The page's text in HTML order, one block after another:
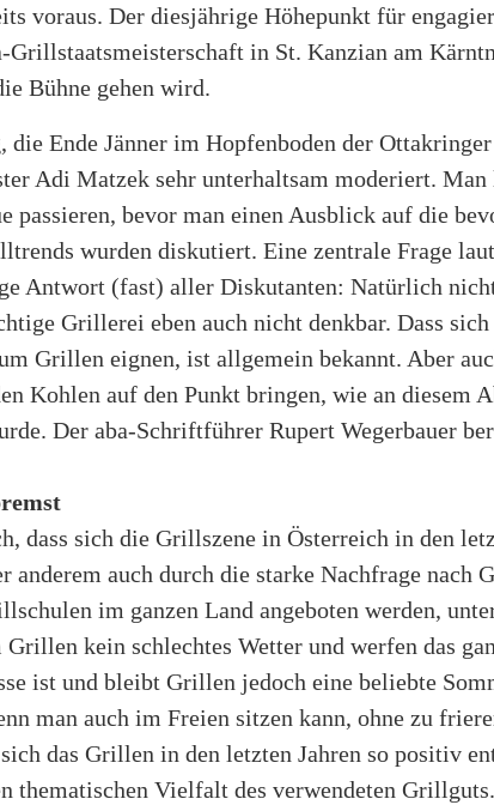
voraus. Der diesjährige Höhepunkt für
Grillstaatsmeisterschaft in St. Kanzian am
Bühne gehen wird.
die Ende Jänner im Hopfenboden der
Adi Matzek sehr unterhaltsam moderiert.
passieren, bevor man einen Ausblick auf die
wurden diskutiert. Eine zentrale Frage
Antwort (fast) aller Diskutanten: Natürlich
Grillerei eben auch nicht denkbar. Dass
Grillen eignen, ist allgemein bekannt. Aber
Kohlen auf den Punkt bringen, wie an diesem
Der aba-Schriftführer Rupert Wegerbauer
dass sich die Grillszene in Österreich in den
anderem auch durch die starke Nachfrage nach
im ganzen Land angeboten werden,
Grillen kein schlechtes Wetter und werfen das
ist und bleibt Grillen jedoch eine beliebte
man auch im Freien sitzen kann, ohne zu
das Grillen in den letzten Jahren so positiv
thematischen Vielfalt des verwendeten